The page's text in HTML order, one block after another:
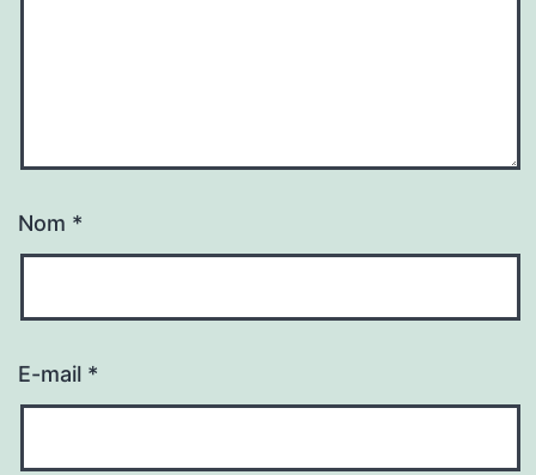
Nom *
E-mail *